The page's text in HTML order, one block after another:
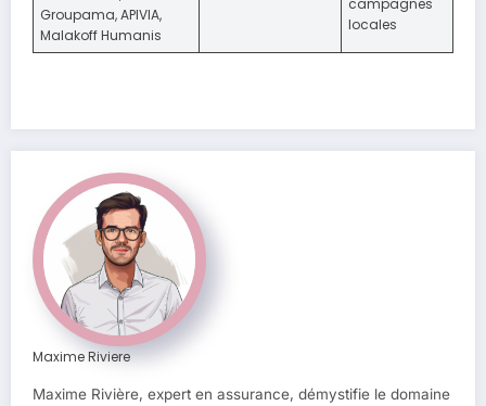
Groupama, APIVIA,
Malakoff Humanis
campagnes
locales
Maxime Riviere
Maxime Rivière, expert en assurance, démystifie le domaine